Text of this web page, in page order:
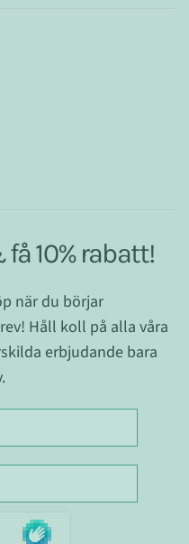
10% rabatt!
när du börjar
Håll koll på alla våra
erbjudande bara